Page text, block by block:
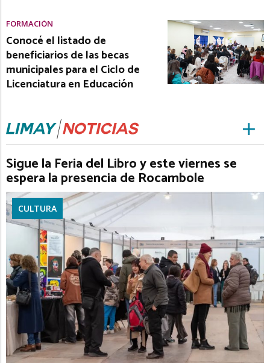
FORMACIÓN
Conocé el listado de
beneficiarios de las becas
municipales para el Ciclo de
Licenciatura en Educación
Sigue la Feria del Libro y este viernes se
espera la presencia de Rocambole
CULTURA